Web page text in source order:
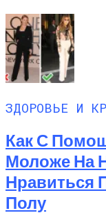
ЗДОРОВЬЕ И
Как С
Моложе На
Нравиться
Полу